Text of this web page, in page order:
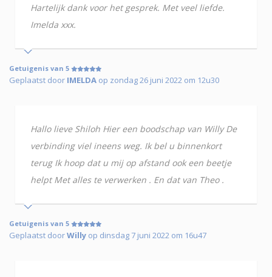
Hartelijk dank voor het gesprek. Met veel liefde.
Imelda xxx.
Getuigenis van 5
Geplaatst door IMELDA op zondag 26 juni 2022 om 12u30
Hallo lieve Shiloh Hier een boodschap van Willy De
verbinding viel ineens weg. Ik bel u binnenkort
terug Ik hoop dat u mij op afstand ook een beetje
helpt Met alles te verwerken . En dat van Theo .
Getuigenis van 5
Geplaatst doorWilly op dinsdag 7 juni 2022 om 16u47